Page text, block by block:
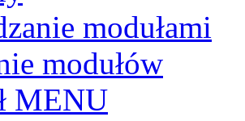
modułami
modułów
MENU